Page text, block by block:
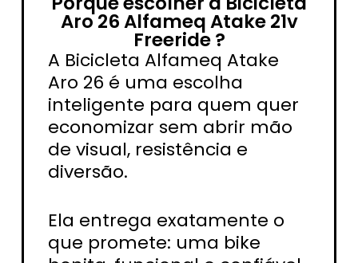
Aro 26 Alfameq Atake 21v
Freeride ?
A Bicicleta Alfameq Atake
Aro 26 é uma escolha
inteligente para quem quer
economizar sem abrir mão
de visual, resistência e
diversão.
Ela entrega exatamente o
que promete: uma bike